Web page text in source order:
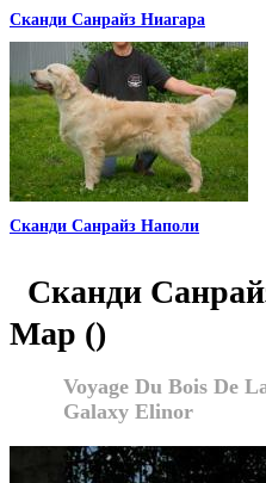
Сканди Санрайз Ниагара
Сканди Санрайз Наполи
Сканди
Мар ()
Voyage Du Bois De
Galaxy Elinor